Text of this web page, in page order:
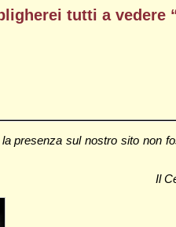
tutti a vedere
presenza sul nostro sito non
Il